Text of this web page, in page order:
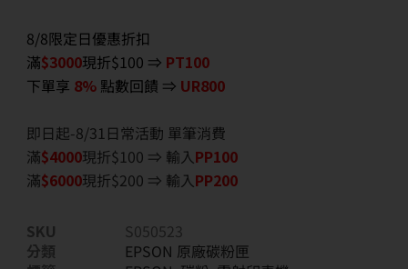
8/8限定日優惠折扣
滿$3000現折$100 ⇒ PT100
下單享 8% 點數回饋 ⇒ UR800
即日起-8/31日常活動 單筆消費
滿$4000現折$100 ⇒ 輸入PP100
滿$6000現折$200 ⇒ 輸入PP200
SKU
S050523
分類
EPSON 原廠碳粉匣